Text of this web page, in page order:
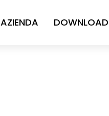
AZIENDA DOWNLOAD